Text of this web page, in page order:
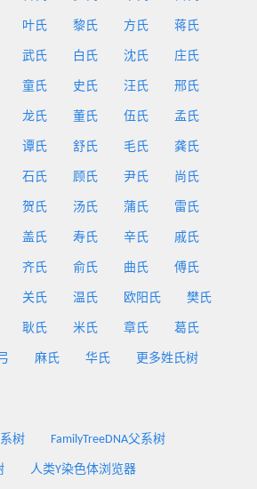
叶氏 黎氏 方氏 蒋氏
武氏 白氏 沈氏 庄氏
童氏 史氏 汪氏 邢氏
龙氏 董氏 伍氏 孟氏
谭氏 舒氏 毛氏 龚氏
石氏 顾氏 尹氏 尚氏
贺氏 汤氏 蒲氏 雷氏
盖氏 寿氏 辛氏 戚氏
齐氏 俞氏 曲氏 傅氏
关氏 温氏 欧阳氏 樊氏
耿氏 米氏 章氏 葛氏
麻氏 华氏 更多姓氏树
树 FamilyTreeDNA父系树
人类Y染色体浏览器